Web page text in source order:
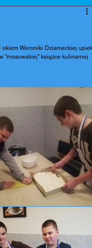
Weroniki Dziameckiej
"mosowskiej" książce kulinarnej